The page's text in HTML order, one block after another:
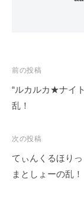
投
稿
ナ
ゲ
ー
シ
前の投稿
“ルカルカ★ナイ
乱！
次の投稿
てぃんくるほり
まとしょーの乱！